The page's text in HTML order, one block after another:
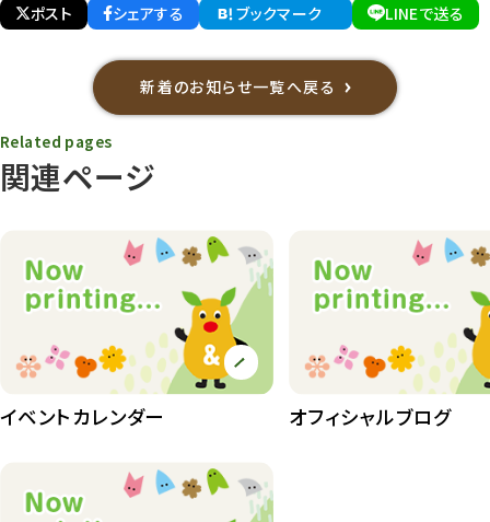
ポスト
シェアする ブックマーク LINEで送る
新着のお知らせ一覧へ戻る
関連ページ
Related pages
イベントカレンダー オフィシャルブログ